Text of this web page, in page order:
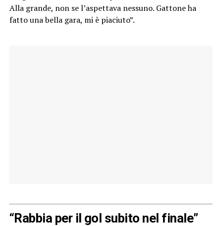
Alla grande, non se l’aspettava nessuno. Gattone ha
fatto una bella gara, mi è piaciuto”.
“Rabbia per il gol subito nel finale”